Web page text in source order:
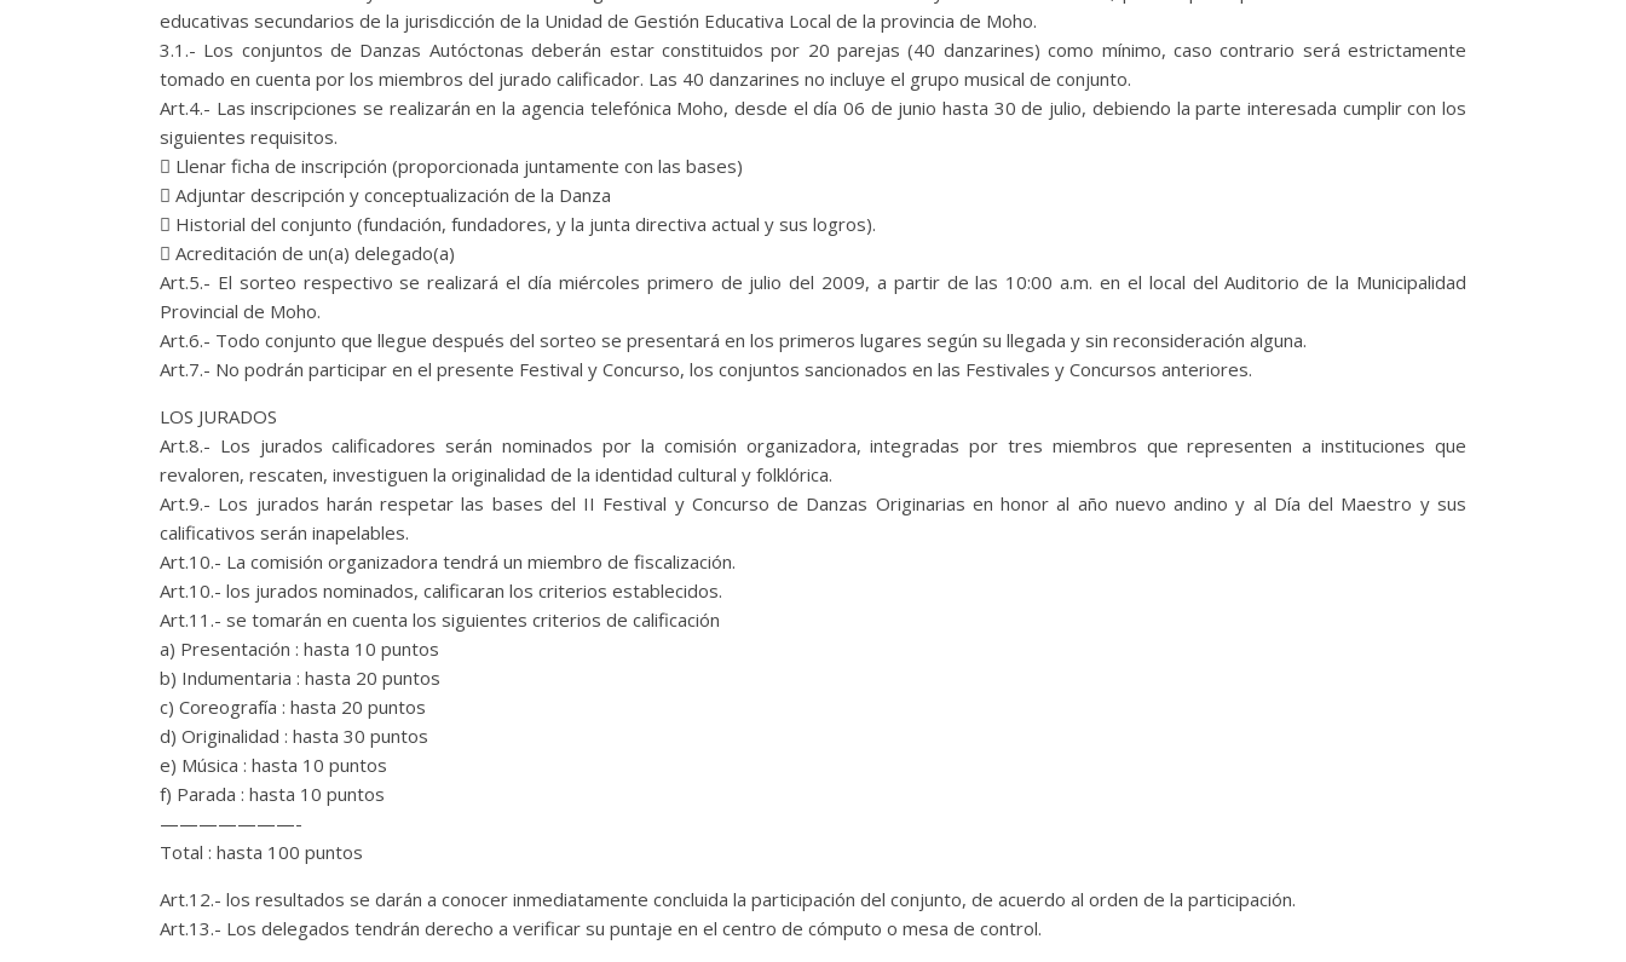
educativas secundarios de la jurisdicción de la Unidad de Gestión Educativa Local de la provincia de Moho.
3.1.- Los conjuntos de Danzas Autóctonas deberán estar constituidos por 20 parejas (40 danzarines) como mínimo, caso contrario será estrictamente
tomado en cuenta por los miembros del jurado calificador. Las 40 danzarines no incluye el grupo musical de conjunto.
Art.4.- Las inscripciones se realizarán en la agencia telefónica Moho, desde el día 06 de junio hasta 30 de julio, debiendo la parte interesada cumplir con los
siguientes requisitos.
 Llenar ficha de inscripción (proporcionada juntamente con las bases)
 Adjuntar descripción y conceptualización de la Danza
 Historial del conjunto (fundación, fundadores, y la junta directiva actual y sus logros).
 Acreditación de un(a) delegado(a)
Art.5.- El sorteo respectivo se realizará el día miércoles primero de julio del 2009, a partir de las 10:00 a.m. en el local del Auditorio de la Municipalidad
Provincial de Moho.
Art.6.- Todo conjunto que llegue después del sorteo se presentará en los primeros lugares según su llegada y sin reconsideración alguna.
Art.7.- No podrán participar en el presente Festival y Concurso, los conjuntos sancionados en las Festivales y Concursos anteriores.
LOS JURADOS
Art.8.- Los jurados calificadores serán nominados por la comisión organizadora, integradas por tres miembros que representen a instituciones que
revaloren, rescaten, investiguen la originalidad de la identidad cultural y folklórica.
Art.9.- Los jurados harán respetar las bases del II Festival y Concurso de Danzas Originarias en honor al año nuevo andino y al Día del Maestro y sus
calificativos serán inapelables.
Art.10.- La comisión organizadora tendrá un miembro de fiscalización.
Art.10.- los jurados nominados, calificaran los criterios establecidos.
Art.11.- se tomarán en cuenta los siguientes criterios de calificación
a) Presentación : hasta 10 puntos
b) Indumentaria : hasta 20 puntos
c) Coreografía : hasta 20 puntos
d) Originalidad : hasta 30 puntos
e) Música : hasta 10 puntos
f) Parada : hasta 10 puntos
———————-
Total : hasta 100 puntos
Art.12.- los resultados se darán a conocer inmediatamente concluida la participación del conjunto, de acuerdo al orden de la participación.
Art.13.- Los delegados tendrán derecho a verificar su puntaje en el centro de cómputo o mesa de control.